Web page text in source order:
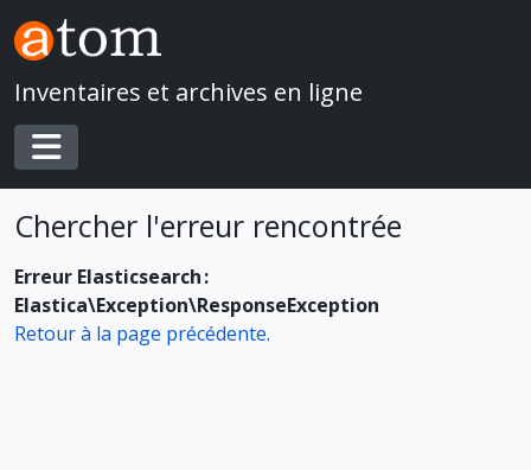
Skip to main content
Inventaires et archives en ligne
Toggle navigation
Chercher l'erreur rencontrée
Erreur Elasticsearch :
Elastica\Exception\ResponseException
Retour à la page précédente.